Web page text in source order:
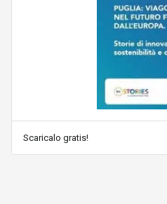
Scaricalo gratis!